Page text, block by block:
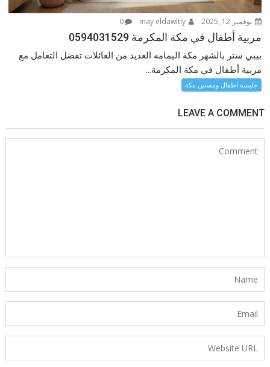
نوفمبر 12, 2025 may eldawltly
0
مربية أطفال في مكة المكرمة 0594031529
بيبي ستر بالشهر مكة اليمامه العديد من العائلات تفضل التعامل مع
مربية أطفال في مكة المكرمة...
جليسة اطفال ومسنين مكة
LEAVE A COMMENT